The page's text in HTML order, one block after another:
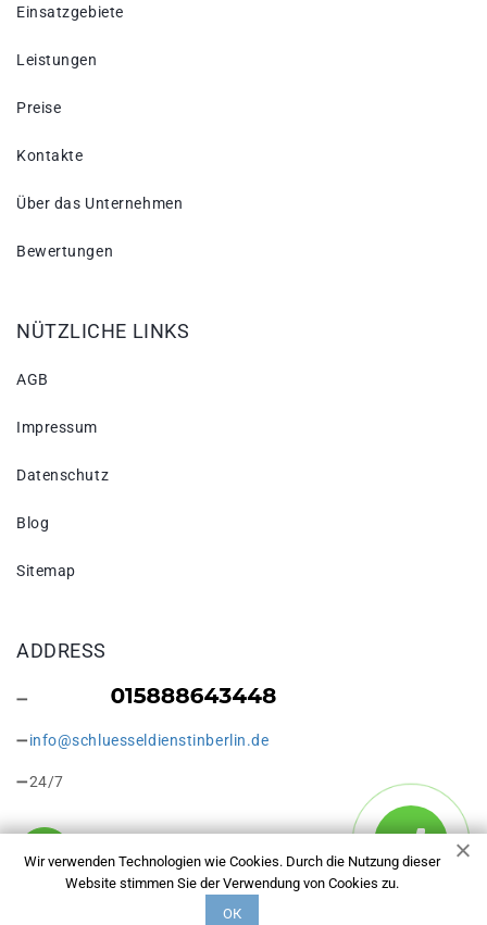
Wir verwenden Technologien wie Cookies. Durch die Nutzung dieser
Website stimmen Sie der Verwendung von Cookies zu.
ОК
Einsatzgebiete
Leistungen
Preise
Kontakte
Über das Unternehmen
Bewertungen
NÜTZLICHE LINKS
AGB
Impressum
Datenschutz
Blog
Sitemap
ADDRESS
info@schluesseldienstinberlin.de
24/7
Copyright © 2026 Schlüsseldienst in Berlin Tempelhof. Alle